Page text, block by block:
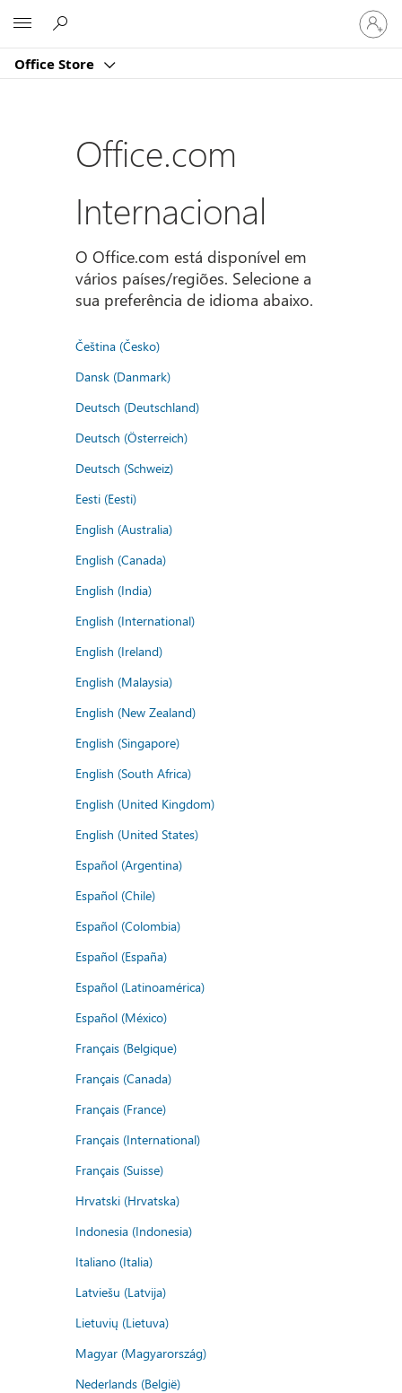
Office Store
Iniciar
sessão
na
Office.com
Internacional
O Office.com está disponível em
vários países/regiões. Selecione a
sua preferência de idioma abaixo.
Čeština (Česko)
Dansk (Danmark)
Deutsch (Deutschland)
Deutsch (Österreich)
Deutsch (Schweiz)
Eesti (Eesti)
English (Australia)
English (Canada)
English (India)
English (International)
English (Ireland)
English (Malaysia)
English (New Zealand)
English (Singapore)
English (South Africa)
English (United Kingdom)
English (United States)
Español (Argentina)
Español (Chile)
Español (Colombia)
Español (España)
Español (Latinoamérica)
Español (México)
Français (Belgique)
Français (Canada)
Français (France)
Français (International)
Français (Suisse)
Hrvatski (Hrvatska)
Indonesia (Indonesia)
Italiano (Italia)
Latviešu (Latvija)
Lietuvių (Lietuva)
Magyar (Magyarország)
Nederlands (België)